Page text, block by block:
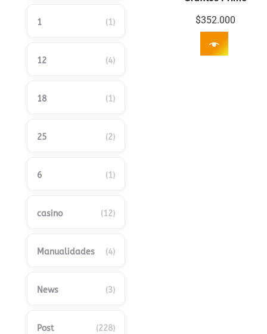
$352.000
1 (1)
12 (4)
18 (1)
25 (2)
6 (1)
casino (12)
Manualidades (4)
News (3)
Post (228)